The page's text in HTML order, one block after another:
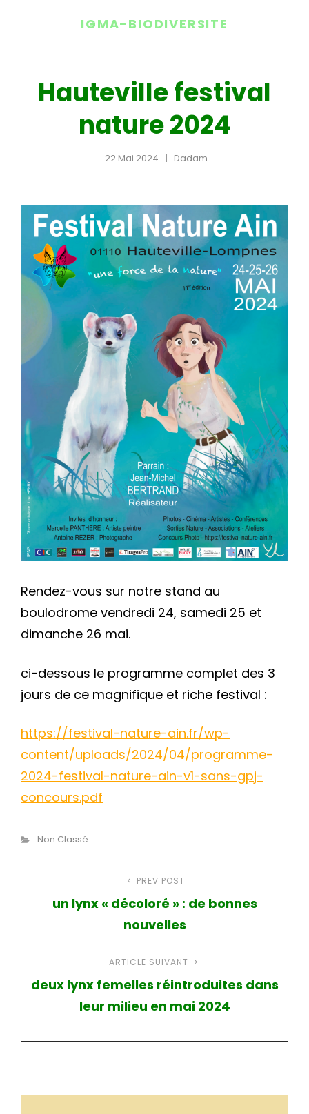
IGMA-BIODIVERSITE
Hauteville festival
nature 2024
22 Mai 2024 Dadam
Rendez-vous sur notre stand au
boulodrome vendredi 24, samedi 25 et
dimanche 26 mai.
ci-dessous le programme complet des 3
jours de ce magnifique et riche festival :
https://festival-nature-ain.fr/wp-
content/uploads/2024/04/programme-
2024-festival-nature-ain-v1-sans-gpj-
concours.pdf
Catégories
Non Classé
Navigation Article
précédent
PREV POST
un lynx « décoloré » : de bonnes
nouvelles
Article
suivant
ARTICLE SUIVANT
deux lynx femelles réintroduites dans
leur milieu en mai 2024